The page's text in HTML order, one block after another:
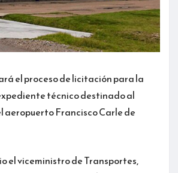
el proceso de licitación para la
técnico destinado al
aeropuerto Francisco Carle de
el viceministro de Transportes,